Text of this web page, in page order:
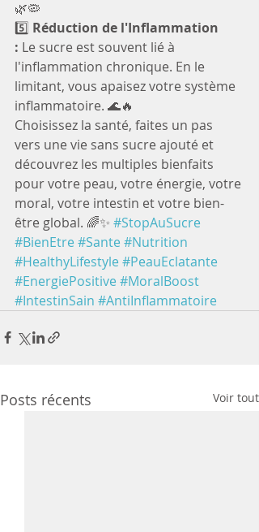
🌿🦠
5️⃣ Réduction de l'Inflammation
: Le sucre est souvent lié à
l'inflammation chronique. En le
limitant, vous apaisez votre système
inflammatoire. 🌊🔥
Choisissez la santé, faites un pas
vers une vie sans sucre ajouté et
découvrez les multiples bienfaits
pour votre peau, votre énergie, votre
moral, votre intestin et votre bien-
être global. 🌈✨ #StopAuSucre
#BienEtre #Sante #Nutrition
#HealthyLifestyle #PeauEclatante
#EnergiePositive #MoralBoost
#IntestinSain #AntiInflammatoire
Posts récents Voir tout